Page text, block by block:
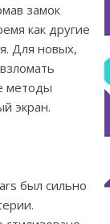
замок
как другие
Для новых,
методы
экран.
был сильно